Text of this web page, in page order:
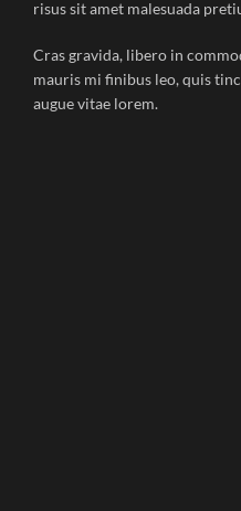
risus sit amet malesuada
Cras gravida, libero in
mauris mi finibus leo, quis
augue vitae lorem.